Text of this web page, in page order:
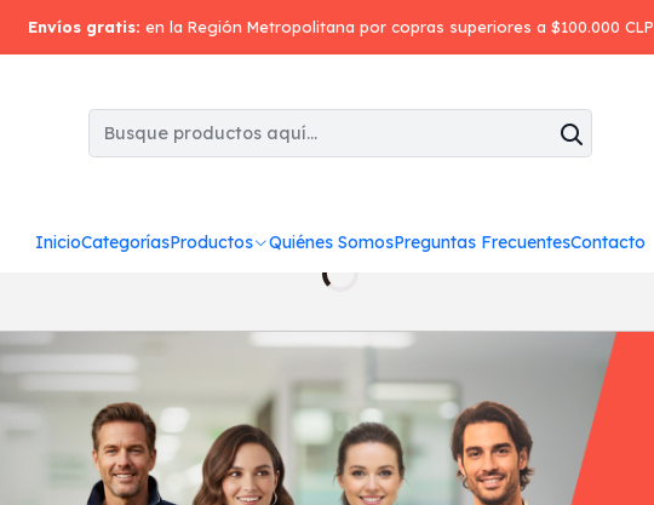
InicioCategoríasProductos Quiénes SomosPreguntas FrecuentesContacto
Envíos gratis: en la Región Metropolitana por copras superiores a $100.000 CLP
Inicio Quiénes Somos